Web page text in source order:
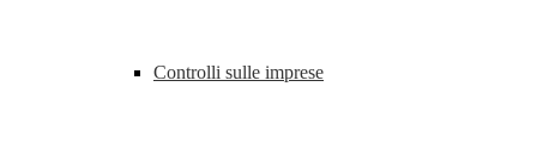
Controlli sulle imprese